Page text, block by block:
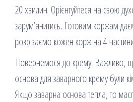
20 хвилин. Орієнтуйтеся на свою
зарум’янитись. Готовим коржам
розрізаємо кожен корж на 4
Повернемося до крему. Важливо,
основа для заварного крему були
Якщо заварна основа тепла, то